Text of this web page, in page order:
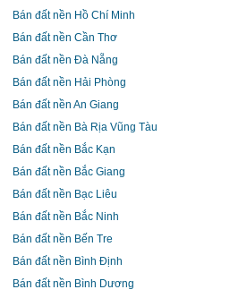
Bán đất nền Hồ Chí Minh
Bán đất nền Cần Thơ
Bán đất nền Đà Nẵng
Bán đất nền Hải Phòng
Bán đất nền An Giang
Bán đất nền Bà Rịa Vũng Tàu
Bán đất nền Bắc Kạn
Bán đất nền Bắc Giang
Bán đất nền Bạc Liêu
Bán đất nền Bắc Ninh
Bán đất nền Bến Tre
Bán đất nền Bình Định
Bán đất nền Bình Dương